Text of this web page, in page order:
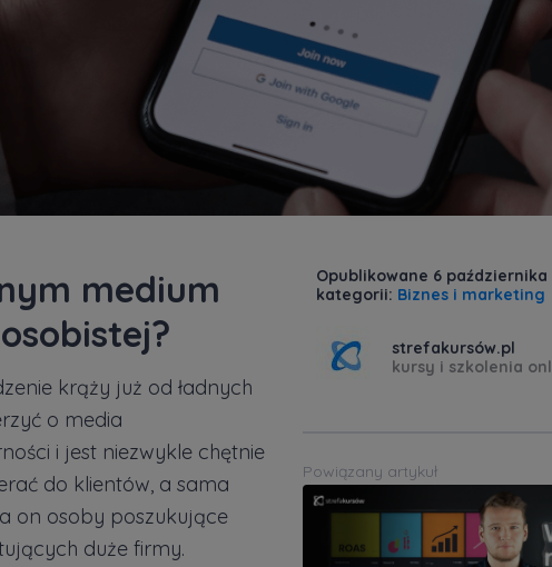
medium
krąży już od ładnych
o media
i jest niezwykle chętnie
do klientów, a sama
on osoby poszukujące
duże firmy.
Opublikowane 6 października
kategorii: Biznes i marketing
strefakursów.pl
kursy i szkolenia
Powiązany artykuł